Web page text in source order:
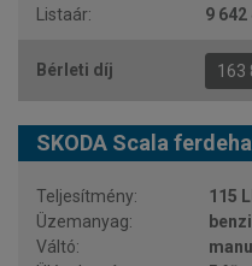
9 642
163
SKODA Scala
115